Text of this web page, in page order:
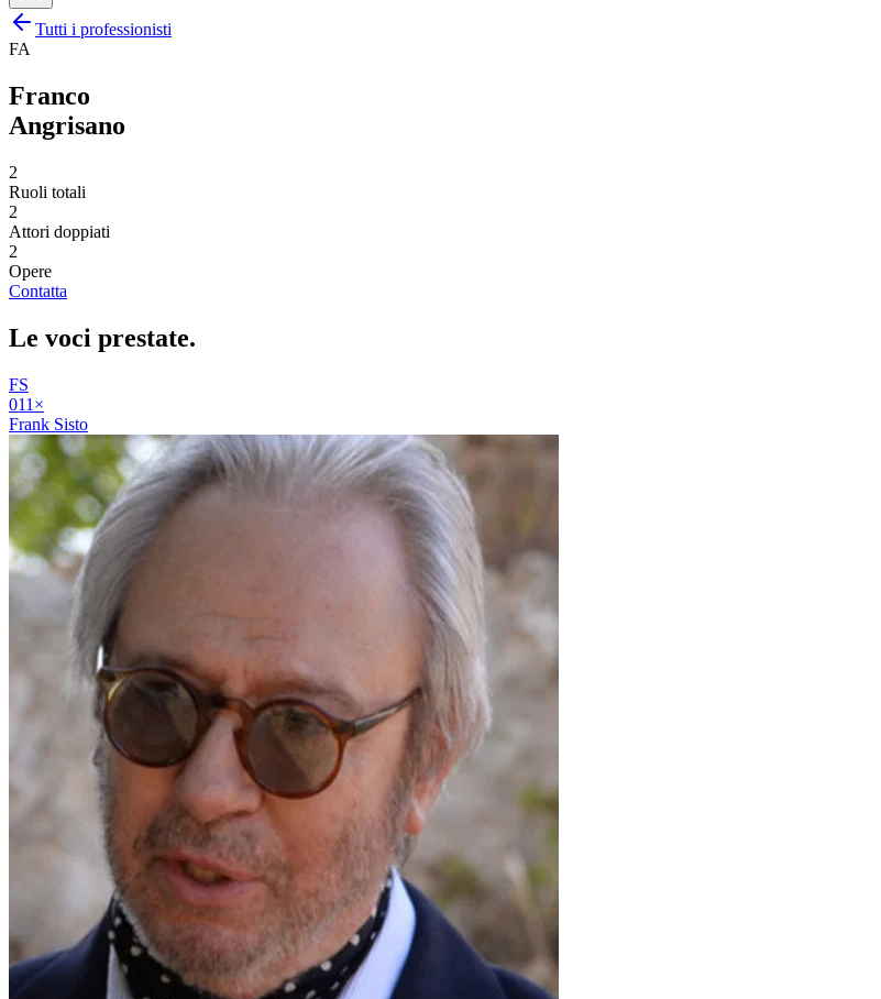
Tutti i professionisti
FA
Franco
Angrisano
2
Ruoli totali
2
Attori doppiati
2
Opere
Contatta
Le voci prestate.
FS
011 ×
Frank Sisto